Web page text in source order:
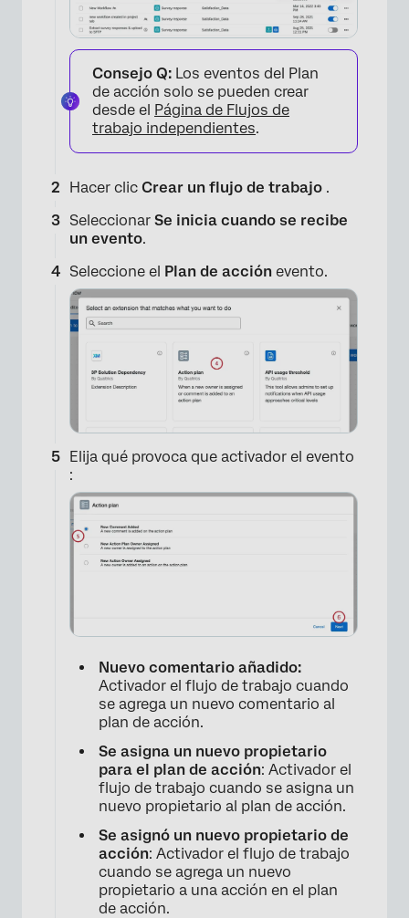
×
Consejo Q: Los eventos del Plan
de acción solo se pueden crear
desde el Página de Flujos de
trabajo independientes.
Hacer clic Crear un flujo de trabajo .
Seleccionar Se inicia cuando se recibe
un evento.
Seleccione el Plan de acción evento.
×
Elija qué provoca que activador el evento
:
Nuevo comentario añadido:
Activador el flujo de trabajo cuando
se agrega un nuevo comentario al
plan de acción.
Se asigna un nuevo propietario
para el plan de acción: Activador el
flujo de trabajo cuando se asigna un
nuevo propietario al plan de acción.
Se asignó un nuevo propietario de
acción: Activador el flujo de trabajo
cuando se agrega un nuevo
propietario a una acción en el plan
de acción.